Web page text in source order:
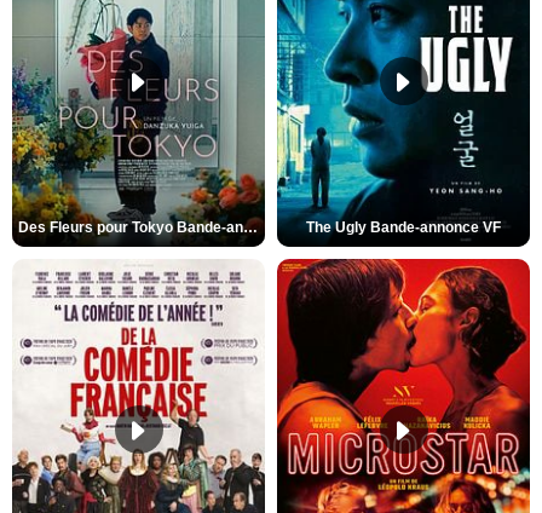
Des Fleurs pour Tokyo Bande-annonce VO STFR The Ugly Bande-annonce VF